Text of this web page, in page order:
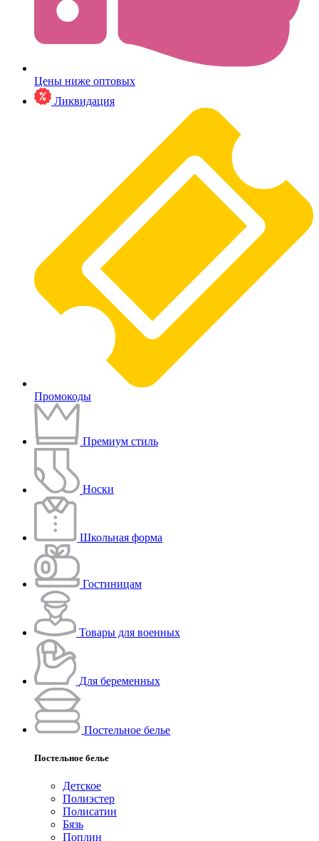
Цены ниже оптовых
Ликвидация
Промокоды
Премиум стиль
Носки
Школьная форма
Гостиницам
Товары для военных
Для беременных
Постельное белье
Постельное белье
Детское
Полиэстeр
Полисатин
Бязь
Поплин